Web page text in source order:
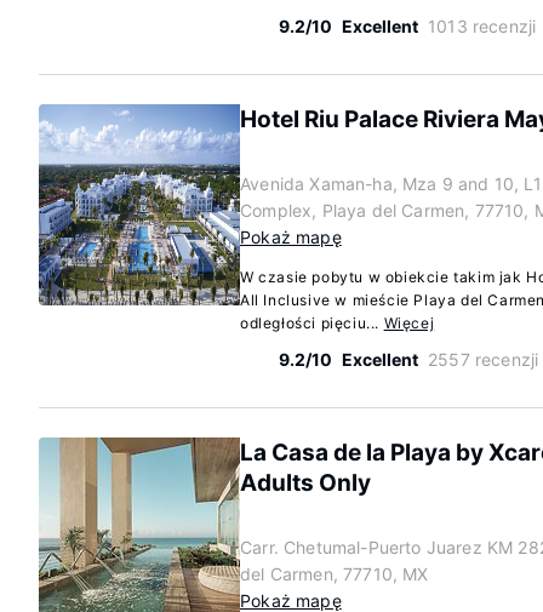
9.2/10 Excellent 1013 recenzji
Hotel Riu Palace Riviera
Avenida Xaman-ha, Mza 9 and 10,
Complex, Playa del Carmen, 77710,
Pokaż mapę
W czasie pobytu w obiekcie takim jak
All Inclusive w mieście Playa del
odległości pięciu... Więcej
9.2/10 Excellent 2557 recenzji
La Casa de la Playa by
Adults Only
Carr. Chetumal-Puerto Juarez KM
del Carmen, 77710, MX
Pokaż mapę